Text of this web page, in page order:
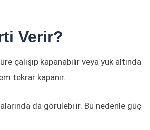
Verir?
çalışıp kapanabilir veya yük altında
tekrar kapanır.
da görülebilir. Bu nedenle güç